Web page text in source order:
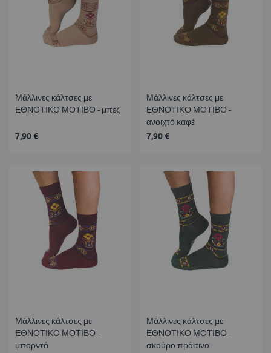
Μάλλινες κάλτσες με
ΕΘΝΟΤΙΚΟ ΜΟΤΙΒΟ - μπεζ
7,90 €
Μάλλινες κάλτσες με
ΕΘΝΟΤΙΚΟ ΜΟΤΙΒΟ -
ανοιχτό καφέ
7,90 €
Μάλλινες κάλτσες με
ΕΘΝΟΤΙΚΟ ΜΟΤΙΒΟ -
μπορντό
Μάλλινες κάλτσες με
ΕΘΝΟΤΙΚΟ ΜΟΤΙΒΟ -
σκούρο πράσινο